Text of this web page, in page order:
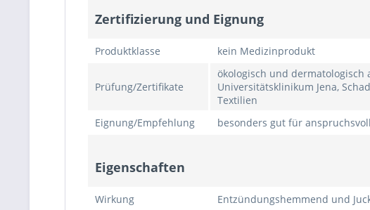
Zertifizierung und Eignung
Produktklasse kein Medizinprodukt
Prüfung/Zertifikate
ökologisch und dermatologisch
Universitätsklinikum Jena,
Textilien
Eignung/Empfehlung
besonders gut für
Eigenschaften
Wirkung
Entzündungshemmend und